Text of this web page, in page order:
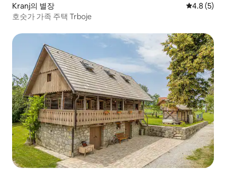
Kranj의 별장 평점 4.8점
4.8 (5)
호숫가 가족 주택 Trboje